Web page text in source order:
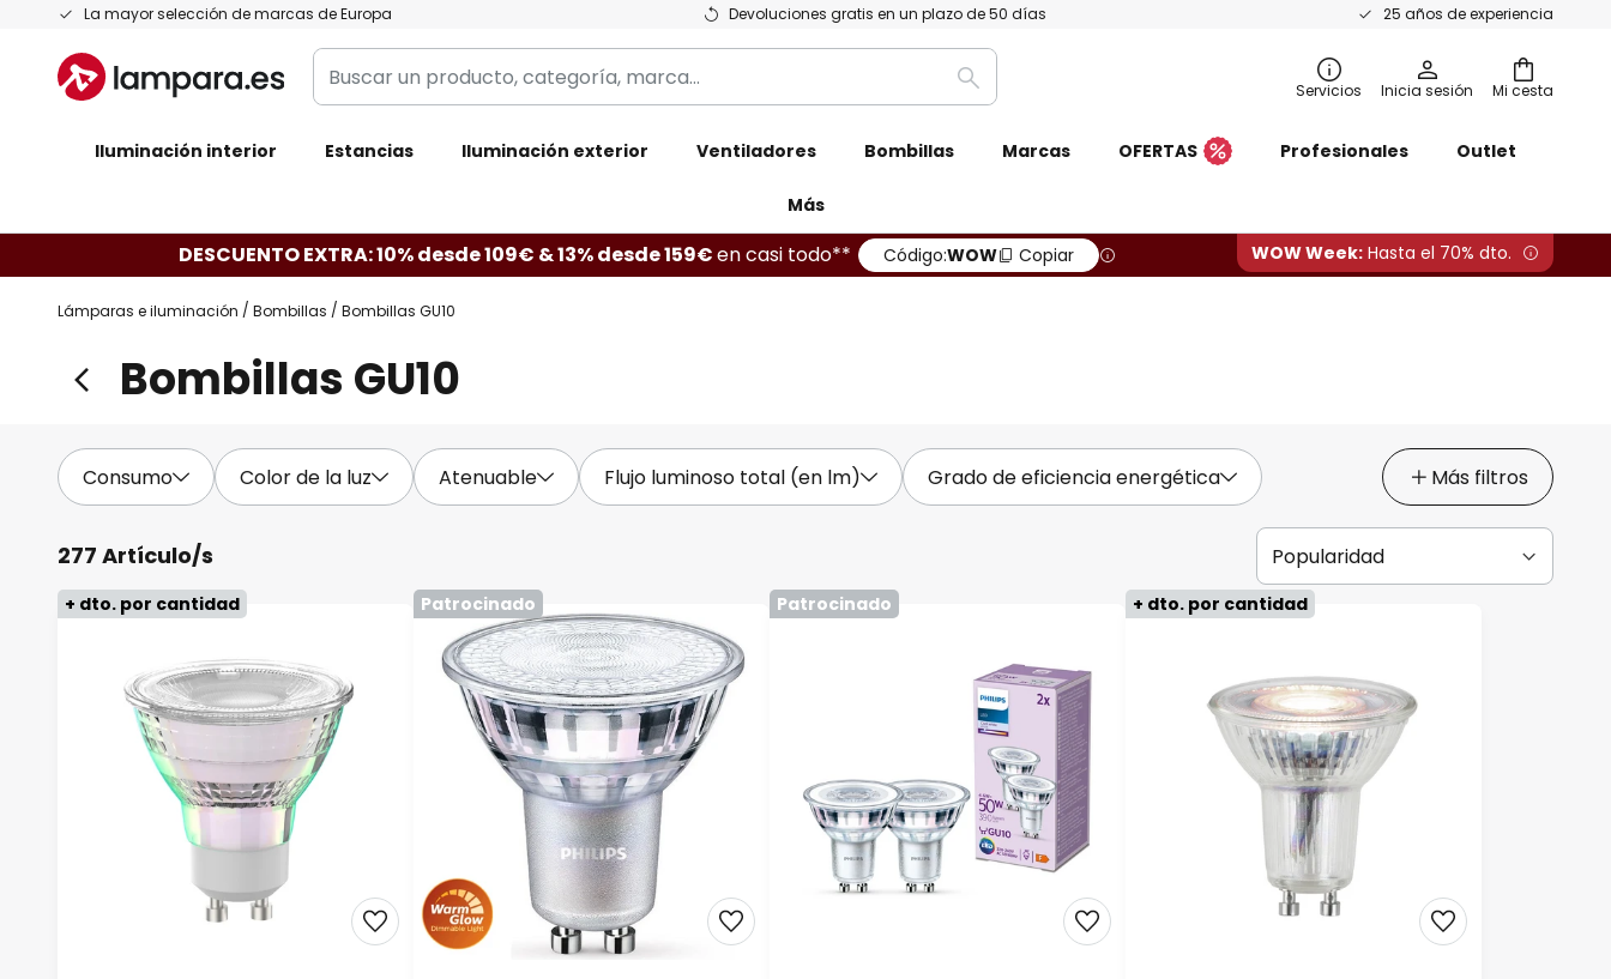
La mayor selección de marcas de Europa Devoluciones gratis en un plazo de 50 días 25 años de experiencia
Ir
contenido
Mi cesta
Buscar
un
categoría,
Buscar Servicios Inicia sesión
Iluminación interior Estancias Iluminación exterior Ventiladores Bombillas Marcas OFERTAS Profesionales Outlet
Más
DESCUENTO EXTRA: 10% desde 109€ & 13% desde 159€en casi todo** Código:WOW Copiar WOW Week: Hasta el 70% dto.
Lámparas e iluminación Bombillas Bombillas GU10
Bombillas GU10
Consumo Color de la luz Atenuable Flujo luminoso total (en lm) Grado de eficiencia energética Más filtros
277 Artículo/s
+ dto. por cantidad Patrocinado Patrocinado + dto. por cantidad